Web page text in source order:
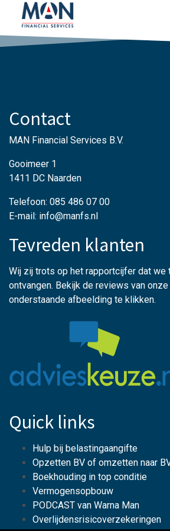
Contact
MAN Financial Services B.V.
Gooimeer 1
1411 DC Naarden
Telefoon: 085 486 07 00
E-mail: info@manfs.nl
Tevreden klanten
Wij zij trots op het rapportcijfer dat we
ontvangen. Bekijk de reviews van
onderstaande afbeelding te klikken.
Quick links
Hulp bij belastingaangifte
Opzetten BV of omzetten naar
Boekhouding in top conditie
Vermogensopbouw
PODCAST van Warna Man
Overlijdensrisicoverzekeringen